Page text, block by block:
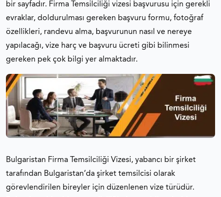
BULGARISTAN FORMLAR
SCHENGEN VIZESI FOTOĞRAF ÖZELLIKLERI
SCHENGEN VIZESI BAŞVURU FORMU
bir sayfadır. Firma Temsilciliği vizesi başvurusu için gerekli
evraklar, doldurulması gereken başvuru formu, fotoğraf
özellikleri, randevu alma, başvurunun nasıl ve nereye
yapılacağı, vize harç ve başvuru ücreti gibi bilinmesi
gereken pek çok bilgi yer almaktadır.
Bulgaristan Firma Temsilciliği Vizesi, yabancı bir şirket
tarafından Bulgaristan’da şirket temsilcisi olarak
görevlendirilen bireyler için düzenlenen vize türüdür.